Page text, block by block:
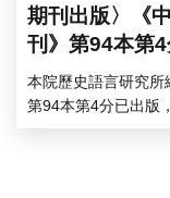
期刊出版〉《
刊》第94本第
本院歷史語言研究所
第94本第4分已出版